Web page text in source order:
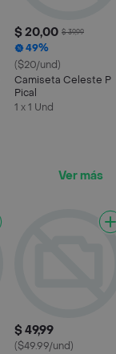
$ 20,00 $ 39,99
49%
($20/und)
Camiseta Celeste P
Pical
1 x 1 Und
Ver más
$ 49,99
($49.99/und)